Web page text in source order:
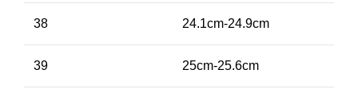
38 24.1cm-24.9cm
39 25cm-25.6cm